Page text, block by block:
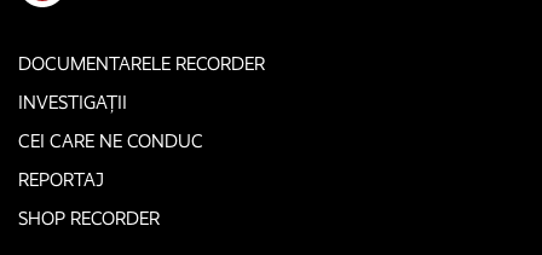
DOCUMENTARELE RECORDER
INVESTIGAȚII
CEI CARE NE CONDUC
REPORTAJ
SHOP RECORDER